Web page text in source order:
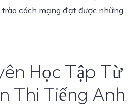
cách mạng đạt được những
Học Tập Từ
Thi Tiếng Anh